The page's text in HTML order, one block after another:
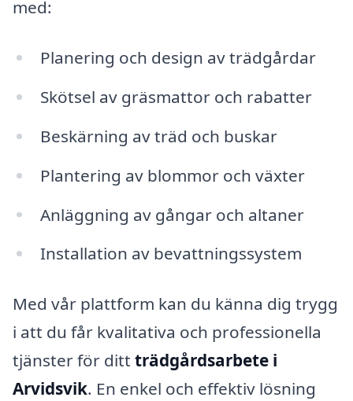
med:
Planering och design av trädgårdar
Skötsel av gräsmattor och rabatter
Beskärning av träd och buskar
Plantering av blommor och växter
Anläggning av gångar och altaner
Installation av bevattningssystem
Med vår plattform kan du känna dig trygg
i att du får kvalitativa och professionella
tjänster för ditt trädgårdsarbete i
Arvidsvik. En enkel och effektiv lösning